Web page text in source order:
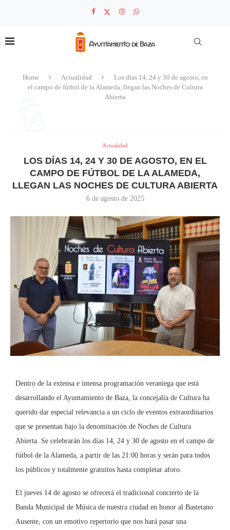
Home Actualidad
Los días 14, 24 y 30 de agosto, en
el campo de fútbol de la Alameda, llegan las Noches de Cultura
Abierta
Actualidad
LOS DÍAS 14, 24 Y 30 DE AGOSTO, EN EL
CAMPO DE FÚTBOL DE LA ALAMEDA,
LLEGAN LAS NOCHES DE CULTURA ABIERTA
6 de agosto de 2025
Dentro de la extensa e intensa programación veraniega que está
desarrollando el Ayuntamiento de Baza, la concejalía de Cultura ha
querido dar especial relevancia a un ciclo de eventos extraordinarios
que se presentan bajo la denominación de Noches de Cultura
Abierta. Se celebrarán los días 14, 24 y 30 de agosto en el campo de
fútbol de la Alameda, a partir de las 21:00 horas y serán para todos
los públicos y totalmente gratuitos hasta completar aforo.
El jueves 14 de agosto se ofrecerá el tradicional concierto de la
Banda Municipal de Música de nuestra ciudad en honor al Bastetano
Ausente, con un emotivo repertorio que nos hará pasar una